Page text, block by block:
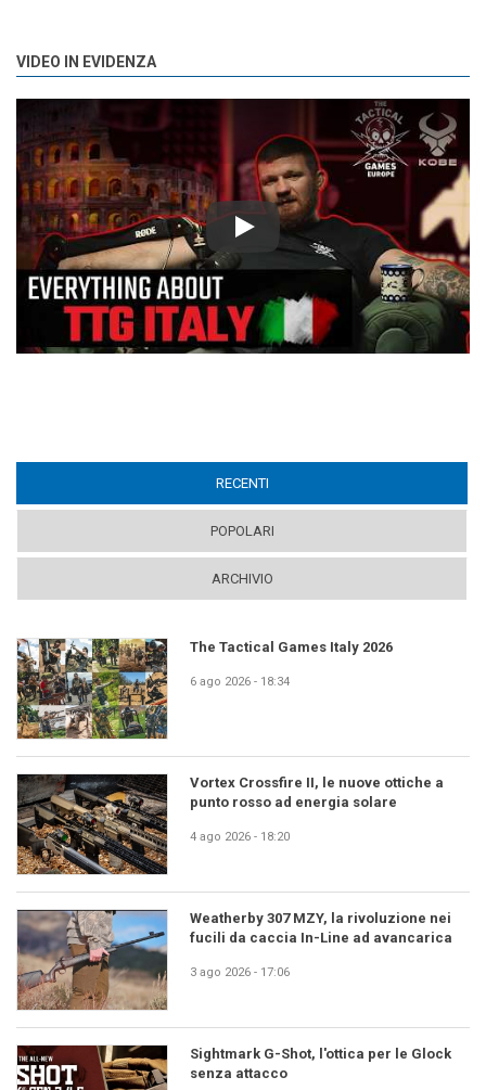
VIDEO IN EVIDENZA
Play
RECENTI
POPOLARI
ARCHIVIO
The Tactical Games Italy 2026
6 ago 2026 - 18:34
Vortex Crossfire II, le nuove ottiche a
punto rosso ad energia solare
4 ago 2026 - 18:20
Weatherby 307 MZY, la rivoluzione nei
fucili da caccia In-Line ad avancarica
3 ago 2026 - 17:06
Sightmark G-Shot, l'ottica per le Glock
senza attacco